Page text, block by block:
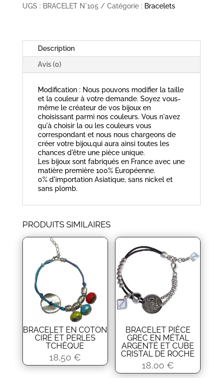
BLEU
ARGENT
UGS : BRACELET N°105 Catégorie : Bracelets
Description
Avis (0)
Modification : Nous pouvons modifier la taille
et la couleur à votre demande. Soyez vous-
même le créateur de vos bijoux en
choisissant parmi nos couleurs. Vous n'avez
qu'à choisir la ou les couleurs vous
correspondant et nous nous chargeons de
créer votre bijou,qui aura ainsi toutes les
chances d'être une pièce unique.
Les bijoux sont fabriqués en France avec une
matière première 100% Européenne.
0% d'importation Asiatique, sans nickel et
sans plomb.
PRODUITS SIMILAIRES
BRACELET EN COTON
CIRÉ ET PERLES
TCHÈQUE
18,50€
BRACELET PIÈCE
GREC EN MÉTAL
ARGENTÉ ET CUBE
CRISTAL DE ROCHE
18,00€